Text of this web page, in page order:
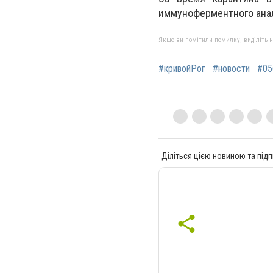
иммуноферментного
Якщо ви помітили помилку, виділіть
#кривойРог #новости
Діліться цією новиною та